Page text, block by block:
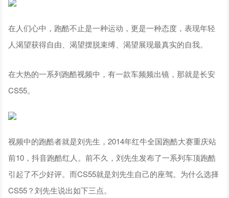
在人们心中，跑酷不止是一种运动，更是一种态度，表现年轻
人渴望获得自由、渴望摆脱束缚、渴望展现最真实的自我。
在大热的一系列跑酷视频中，有一款车频频出镜，那就是长安
CS55。
视频中的跑酷者就是刘先生，2014年红牛全国跑酷大赛重庆站
前10，抖音跑酷红人。前不久，刘先生发布了一系列车顶跑酷
引起了不少好评。而CS55就是刘先生自己的座驾。为什么选择
CS55？刘先生说出如下三点。